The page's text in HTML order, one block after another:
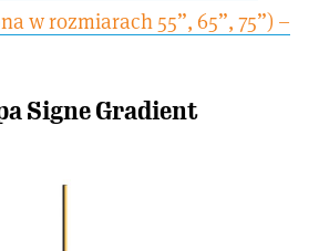
w rozmiarach 55”, 65”, 75”) –
Signe Gradient